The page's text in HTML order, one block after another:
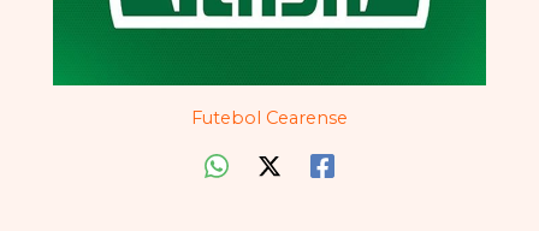
Futebol Cearense